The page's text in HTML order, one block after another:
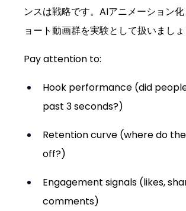
ンスは戦略です。AIアニメーション
ョート動画群を実験として扱いましょ
Pay attention to:
Hook performance (did
past 3 seconds?)
Retention curve (where do
off?)
Engagement signals (likes,
comments)